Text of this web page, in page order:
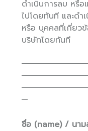
ดำเนินการลบ หรือ
ไปโดยทันที และดำ
หรือ บุคคลที่เกี่ยว
บริษัทโดยทันที
ชื่อ (name) / นา